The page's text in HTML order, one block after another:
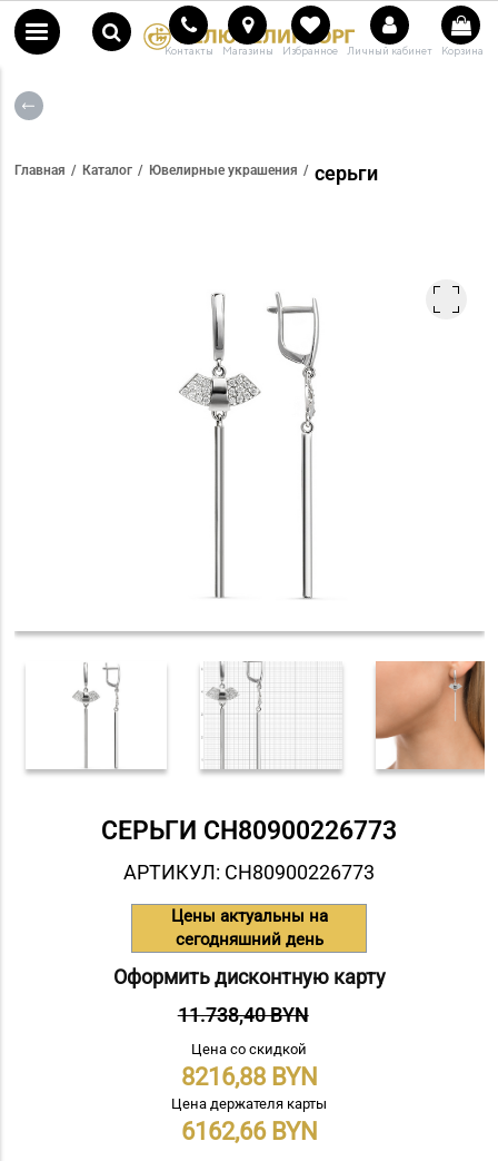
Контакты Магазины Избранное Личный кабинет Корзина
Главная Каталог Ювелирные украшения серьги
СЕРЬГИ СH80900226773
АРТИКУЛ: СH80900226773
Цены актуальны на
сегодняшний день
Оформить дисконтную карту
11.738,40 BYN
Цена со скидкой
8216,88
Цена держателя карты
6162,66